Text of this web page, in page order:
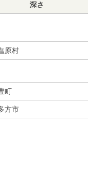
深さ
原村
町
方市